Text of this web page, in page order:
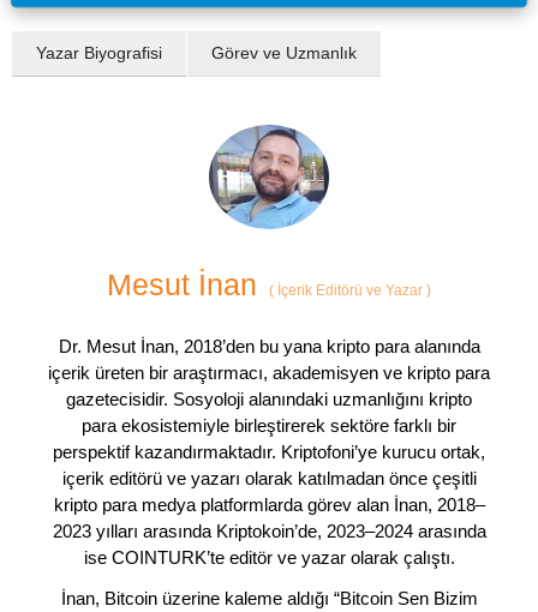
Yazar Biyografisi Görev ve Uzmanlık
Mesut İnan ( İçerik Editörü ve Yazar )
Dr. Mesut İnan, 2018’den bu yana kripto para alanında
içerik üreten bir araştırmacı, akademisyen ve kripto para
gazetecisidir. Sosyoloji alanındaki uzmanlığını kripto
para ekosistemiyle birleştirerek sektöre farklı bir
perspektif kazandırmaktadır. Kriptofoni’ye kurucu ortak,
içerik editörü ve yazarı olarak katılmadan önce çeşitli
kripto para medya platformlarda görev alan İnan, 2018–
2023 yılları arasında Kriptokoin’de, 2023–2024 arasında
ise COINTURK’te editör ve yazar olarak çalıştı.
İnan, Bitcoin üzerine kaleme aldığı “Bitcoin Sen Bizim